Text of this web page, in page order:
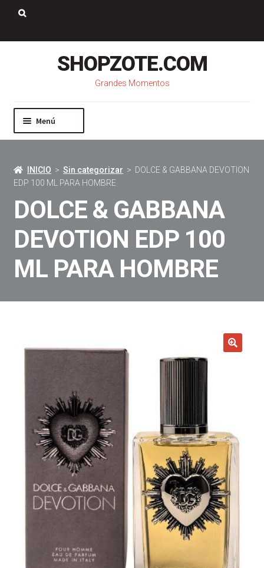
Saltar
navegación
Ir
contenido
SHOPZOTE.COM
Grandes Momentos
Menú
Mi cuenta
Pago
Contacto
INICIO >Sin categorizar > DOLCE & GABBANA DEVOTION
EDP 100 ML PARA HOMBRE
DOLCE & GABBANA
DEVOTION EDP 100
ML PARA HOMBRE